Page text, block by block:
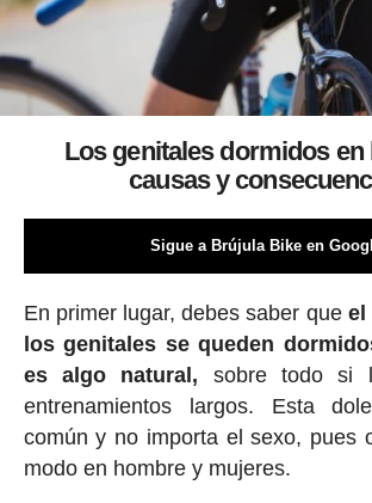
Los genitales dormidos en
causas y
Sigue a Brújula Bike en
En primer lugar, debes saber que el
los genitales se queden
es algo natural, sobre todo si
entrenamientos largos. Esta
común y no importa el sexo, pues
modo en hombre y mujeres.